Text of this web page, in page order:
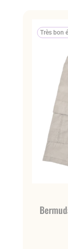
Très bon